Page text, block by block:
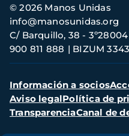
Información
de
contacto
© 2026 Manos Unidas
C/ Barquillo, 38 -
900 811 888
BIZUM
info@manosunidas.org
Menú
secundario
Información a socios
Aviso legalPolítica de
TransparenciaCanal de